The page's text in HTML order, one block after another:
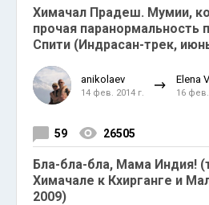
Химачал Прадеш. Мумии,
прочая паранормальность
Спити (Индрасан-трек,
anikolaev
14 фев. 2014 г.
Elena
16 фев.
59 26505
Бла-бла-бла, Мама Индия!
Химачале к Кхирганге и
2009)